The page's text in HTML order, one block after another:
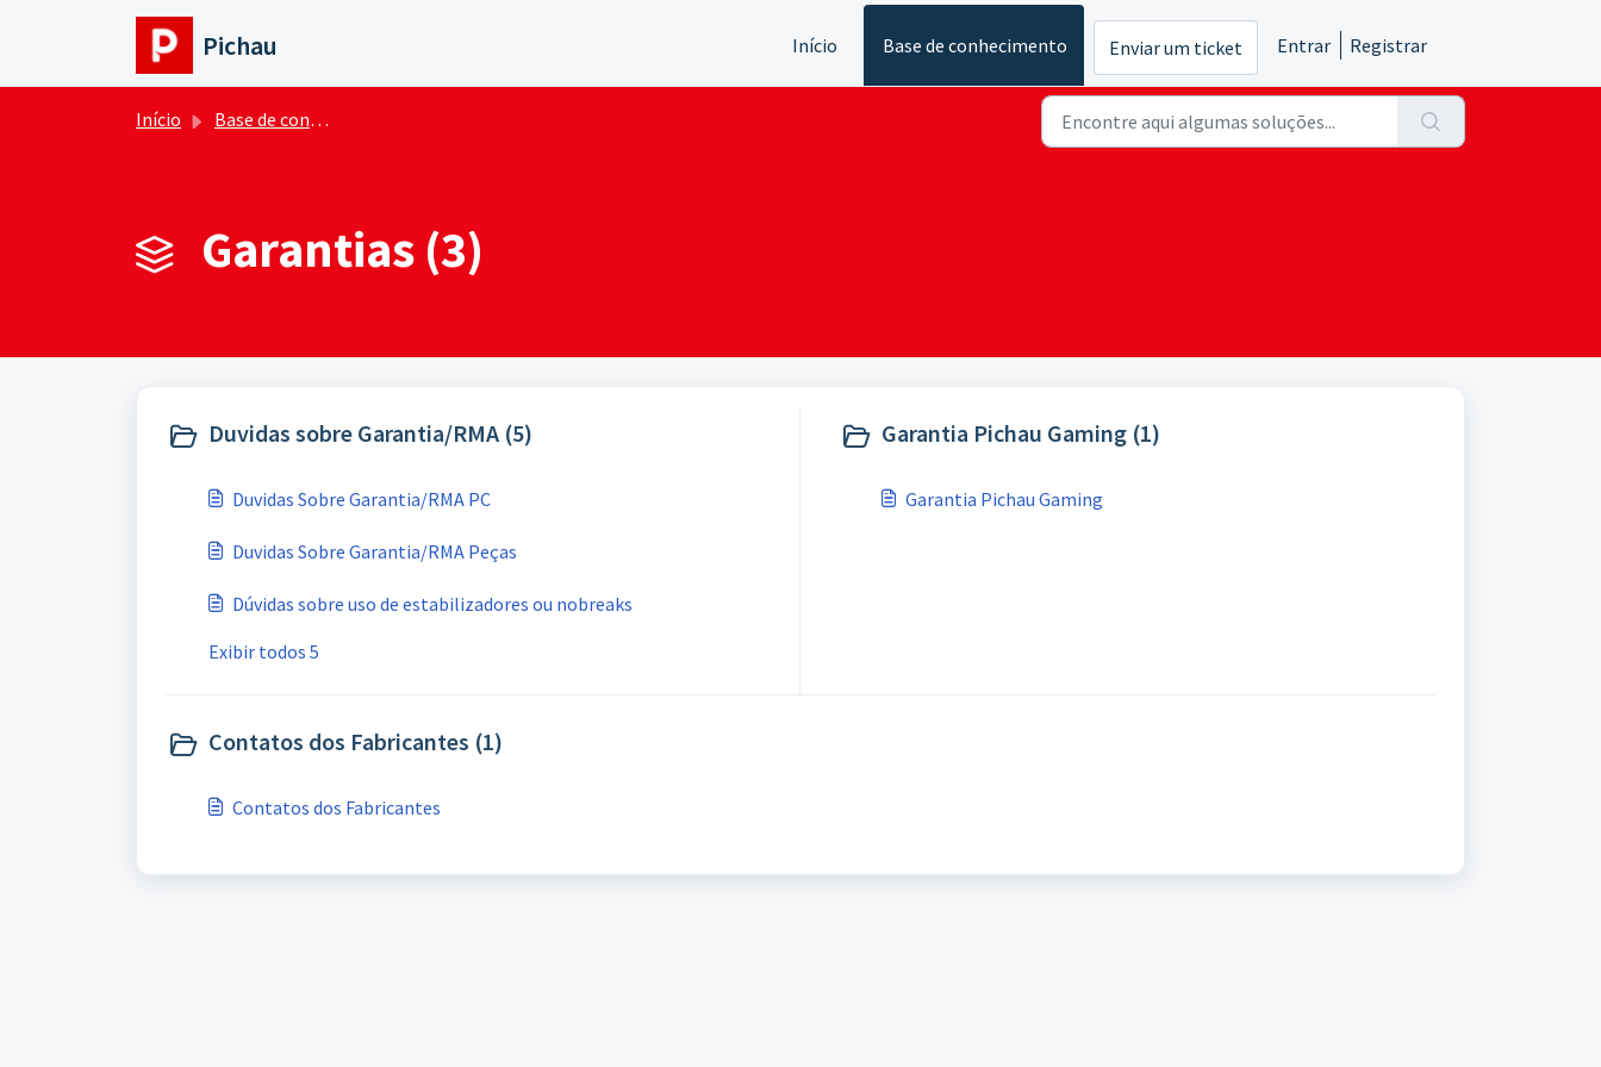
Ir para o conteúdo principal
Pichau Início Base de conhecimento Enviar um ticket Entrar Registrar
Início Base de conhecimento
Garantias (3)
Duvidas sobre Garantia/RMA (5)
Duvidas Sobre Garantia/RMA PC
Duvidas Sobre Garantia/RMA Peças
Dúvidas sobre uso de estabilizadores ou nobreaks
Exibir todos 5
Garantia Pichau Gaming (1)
Garantia Pichau Gaming
Contatos dos Fabricantes (1)
Contatos dos Fabricantes